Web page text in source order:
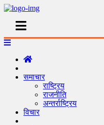
समाचार
राष्ट्रिय
राजनीति
अन्तर्राष्ट्रिय
विचार